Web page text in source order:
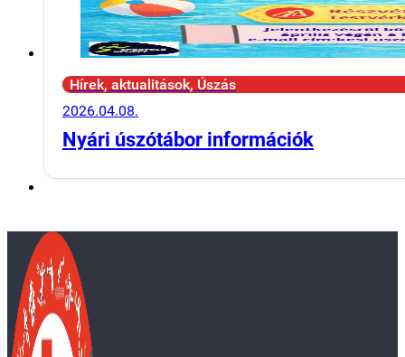
Hírek, aktualitások, Úszás
2026.04.08.
Nyári úszótábor információk